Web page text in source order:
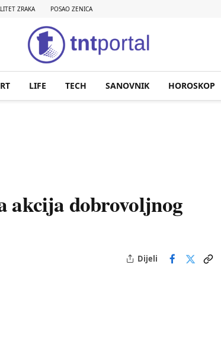
ZRAKA POSAO ZENICA
LIFE TECH SANOVNIK HOROSKOP
akcija dobrovoljnog
Dijeli